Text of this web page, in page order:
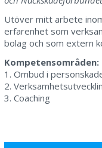
Utöver mitt arbete
erfarenhet som
bolag och som extern
Kompetensområden:
1. Ombud i
2.
3. Coaching